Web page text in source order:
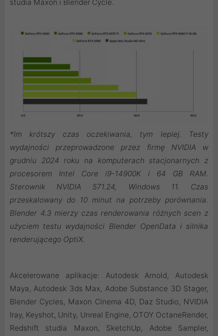
studia Maxon i Blender Cycle.
*Im krótszy czas oczekiwania, tym lepiej. Testy
wydajności przeprowadzone przez firmę NVIDIA w
grudniu 2024 roku na komputerach stacjonarnych z
procesorem Intel Core i9-14900K i 64 GB RAM.
Sterownik NVIDIA 571.24, Windows 11. Czas
przeskalowany do 10 minut na potrzeby porównania.
Blender 4.3 mierzy czas renderowania różnych scen z
użyciem testu wydajności Blender OpenData i silnika
renderującego OptiX.
Akcelerowane aplikacje: Autodesk Arnold, Autodesk
Maya, Autodesk 3ds Max, Adobe Substance 3D Stager,
Blender Cycles, Maxon Cinema 4D, Daz Studio, NVIDIA
Iray, Keyshot, Unity, Unreal Engine, OTOY OctaneRender,
Redshift studia Maxon, SketchUp, Adobe Sampler,